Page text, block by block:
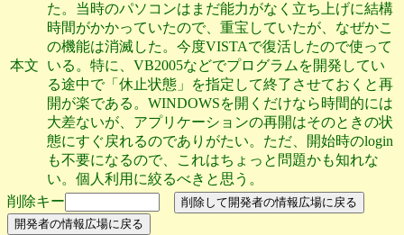
本文
た。当時のパソコンはまだ能力がなく立ち上げに結構
時間がかかっていたので、重宝していたが、なぜかこ
の機能は消滅した。今度VISTAで復活したので使って
いる。特に、VB2005などでプログラムを開発してい
る途中で「休止状態」を指定して終了させておくと再
開が楽である。WINDOWSを開くだけなら時間的には
大差ないが、アプリケーションの再開はそのときの状
態にすぐ戻れるのでありがたい。ただ、開始時のlogin
も不要になるので、これはちょっと問題かも知れな
い。個人利用に絞るべきと思う。
削除キー